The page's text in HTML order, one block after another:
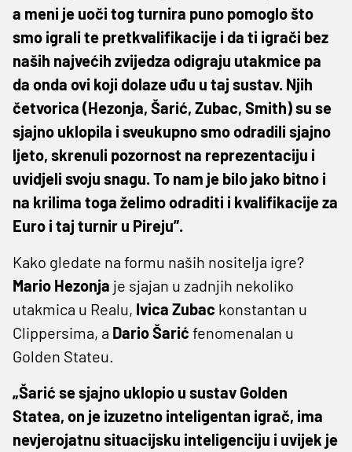
a meni je uoči tog turnira puno pomoglo što
smo igrali te pretkvalifikacije i da ti igrači bez
naših najvećih zvijedza odigraju utakmice pa
da onda ovi koji dolaze uđu u taj sustav. Njih
četvorica (Hezonja, Šarić, Zubac, Smith) su se
sjajno uklopila i sveukupno smo odradili sjajno
ljeto, skrenuli pozornost na reprezentaciju i
uvidjeli svoju snagu. To nam je bilo jako bitno i
na krilima toga želimo odraditi i kvalifikacije za
Euro i taj turnir u Pireju”.
Kako gledate na formu naših nositelja igre?
Mario Hezonja je sjajan u zadnjih nekoliko
utakmica u Realu, Ivica Zubac konstantan u
Clippersima, a DarioŠarić fenomenalan u
Golden Stateu.
„Šarić se sjajno uklopio u sustav Golden
Statea, on je izuzetno inteligentan igrač, ima
nevjerojatnu situacijsku inteligenciju i uvijek je